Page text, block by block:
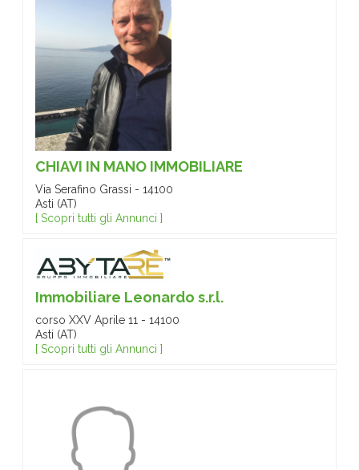
CHIAVI IN MANO IMMOBILIARE
Via Serafino Grassi - 14100
Asti (AT)
[ Scopri tutti gli Annunci ]
Immobiliare Leonardo s.r.l.
corso XXV Aprile 11 - 14100
Asti (AT)
[ Scopri tutti gli Annunci ]